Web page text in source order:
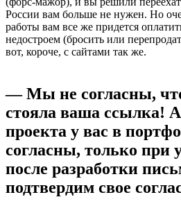
России вам больше не нужен. Но
работы вам все же придется
недостроем (бросить или
вот, короче, с сайтами так же.
— Мы не согласны,
стояла ваша ссылка!
проекта у вас в
согласны, только при
после разработки
подтвердим свое